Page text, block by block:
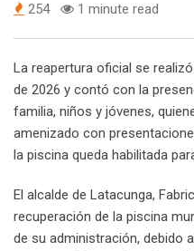
254 1 minute read
La reapertura oficial se
de 2026 y contó con la
familia, niños y jóvenes,
amenizado con
la piscina queda habilitada
El alcalde de Latacunga,
recuperación de la piscina
de su administración, debido